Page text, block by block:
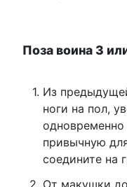
Поза воина 3
Из
ноги на пол,
привычную
соедините на
От макушки